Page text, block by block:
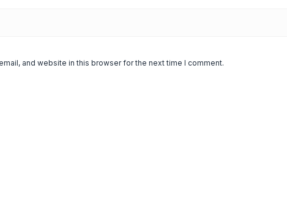
and website in this browser for the next time I comment.